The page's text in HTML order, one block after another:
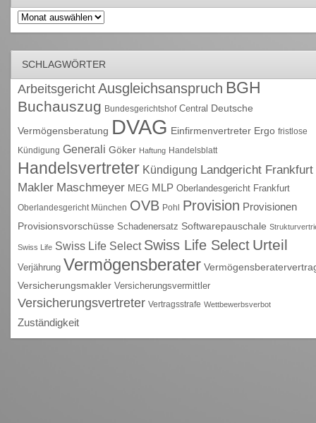
Archiv
SCHLAGWÖRTER
Arbeitsgericht Ausgleichsanspruch BGH
Buchauszug Bundesgerichtshof Central Deutsche
Vermögensberatung DVAG Einfirmenvertreter Ergo fristlose
Kündigung Generali Göker Haftung Handelsblatt
Handelsvertreter Kündigung Landgericht Frankfurt
Makler Maschmeyer MEG MLP Oberlandesgericht Frankfurt
Oberlandesgericht München OVB Pohl Provision Provisionen
Provisionsvorschüsse Schadenersatz Softwarepauschale
Swiss Life Swiss Life Select Swiss Life Select Urteil
Verjährung Vermögensberater
Versicherungsmakler Versicherungsvermittler
Versicherungsvertreter Vertragsstrafe Wettbewerbsverbot
Zuständigkeit